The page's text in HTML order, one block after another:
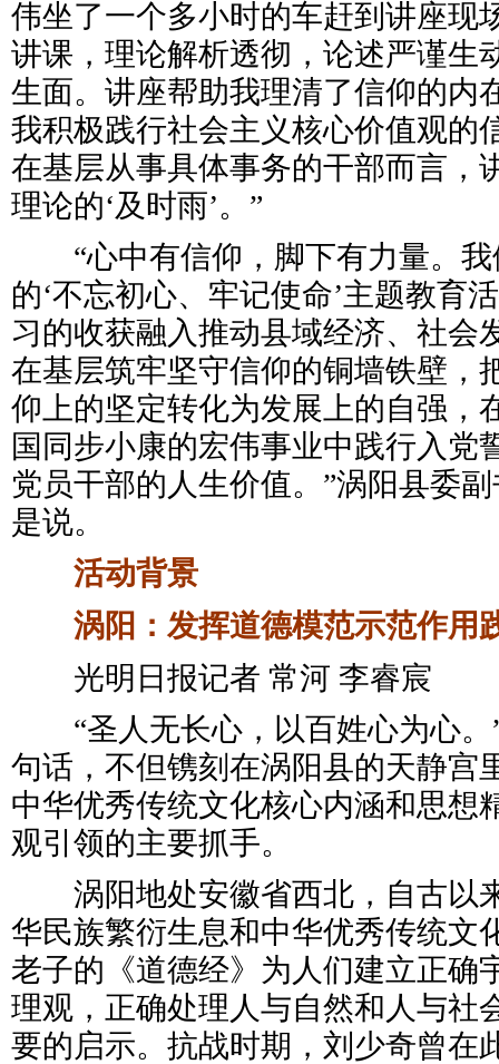
伟坐了一个多小时的车赶到讲座现
讲课，理论解析透彻，论述严谨生
生面。讲座帮助我理清了信仰的内
我积极践行社会主义核心价值观的
在基层从事具体事务的干部而言，
理论的‘及时雨’。”
“心中有信仰，脚下有力量。我
的‘不忘初心、牢记使命’主题教育
习的收获融入推动县域经济、社会
在基层筑牢坚守信仰的铜墙铁壁，
仰上的坚定转化为发展上的自强，
国同步小康的宏伟事业中践行入党
党员干部的人生价值。”涡阳县委
是说。
活动背景
涡阳：发挥道德模范示范作用
光明日报记者 常河 李睿宸
“圣人无长心，以百姓心为心。
句话，不但镌刻在涡阳县的天静宫
中华优秀传统文化核心内涵和思想
观引领的主要抓手。
涡阳地处安徽省西北，自古以
华民族繁衍生息和中华优秀传统文
老子的《道德经》为人们建立正确
理观，正确处理人与自然和人与社
要的启示。抗战时期，刘少奇曾在